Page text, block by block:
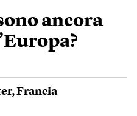
ancora
,Francia